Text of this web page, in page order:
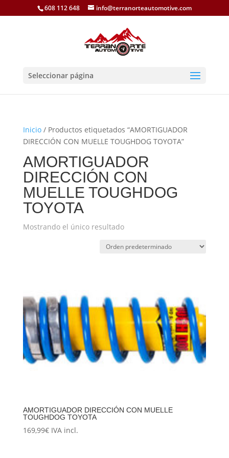
608 112 648 info@terranorteautomotive.com
Seleccionar página
Inicio/ Productos etiquetados “AMORTIGUADOR
DIRECCIÓN CON MUELLE TOUGHDOG TOYOTA”
AMORTIGUADOR
DIRECCIÓN CON
MUELLE TOUGHDOG
TOYOTA
Mostrando el único resultado
AMORTIGUADOR DIRECCIÓN CON MUELLE
TOUGHDOG TOYOTA
169,99€ IVA incl.